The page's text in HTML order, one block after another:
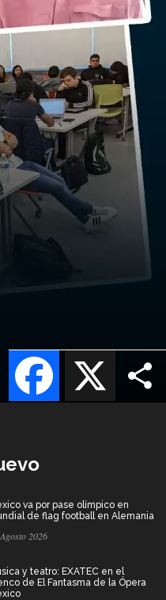
X
Facebook
va por pase olímpico en
de flag football en Alemania
2026
y teatro: EXATEC en el
de El Fantasma de la Ópera